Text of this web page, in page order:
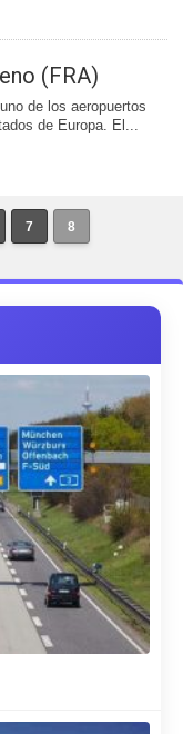
(FRA)
de los aeropuertos
de Europa. El...
7 8